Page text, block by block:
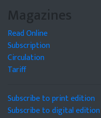
Magazines
Read Online
Subscription
Circulation
Tariff
Subscribe to print edition
Subscribe to digital edition